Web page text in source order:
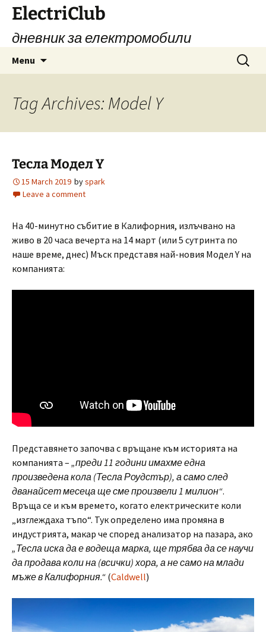
Skip
content
ElectriClub
дневник за електромобили
Menu
Search
for:
Tag Archives: Model Y
Тесла Модел Y
15 March 2019 byspark
Leave a comment
На 40-минутно събитие в Калифорния, излъчвано на
живо в 20 часа вечерта на 14 март (или 5 сутринта по
наше време, днес) Мъск представя най-новия Модел Y на
компанията:
Представянето започва с връщане към историята на
компанията – „преди 11 години имахме една
произведена кола (Тесла Роудстър), а само след
дванайсет месеца ще сме произвели 1 милион“.
Връща се и към времето, когато електрическите коли
„изглеждаха тъпо“. Тук определено има промяна в
индустрията, макар че според анализатор на пазара, ако
„Тесла иска да е водеща марка, ще трябва да се научи
да продава коли на (всички) хора, а не само на млади
мъже в Калифорния.“ (Caldwell)